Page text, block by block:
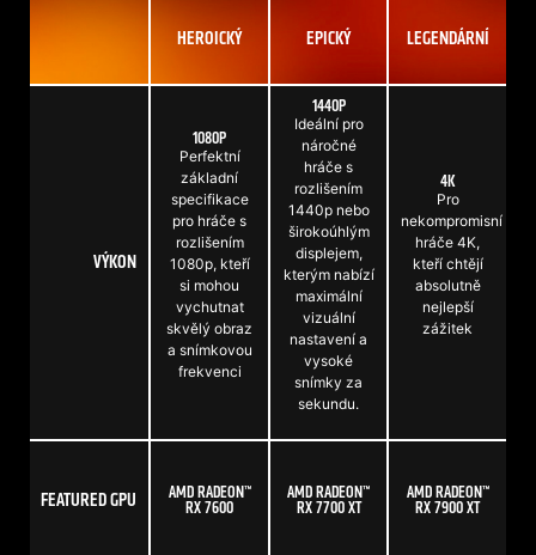
HEROICKÝ EPICKÝ LEGENDÁRNÍ
VÝKON
1080P
Perfektní
základní
specifikace
pro hráče s
rozlišením
1080p, kteří
si mohou
vychutnat
skvělý obraz
a snímkovou
frekvenci
1440P
Ideální pro
náročné
hráče s
rozlišením
1440p nebo
širokoúhlým
displejem,
kterým nabízí
maximální
vizuální
nastavení a
vysoké
snímky za
sekundu.
4K
Pro
nekompromisní
hráče 4K,
kteří chtějí
absolutně
nejlepší
zážitek
FEATURED GPU AMD RADEON™
RX 7600
AMD RADEON™
RX 7700 XT
AMD RADEON™
RX 7900 XT